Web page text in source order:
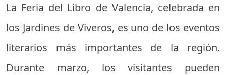
La Feria del Libro de Valencia, celebrada en
los Jardines de Viveros, es uno de los eventos
literarios más importantes de la región.
Durante marzo, los visitantes pueden